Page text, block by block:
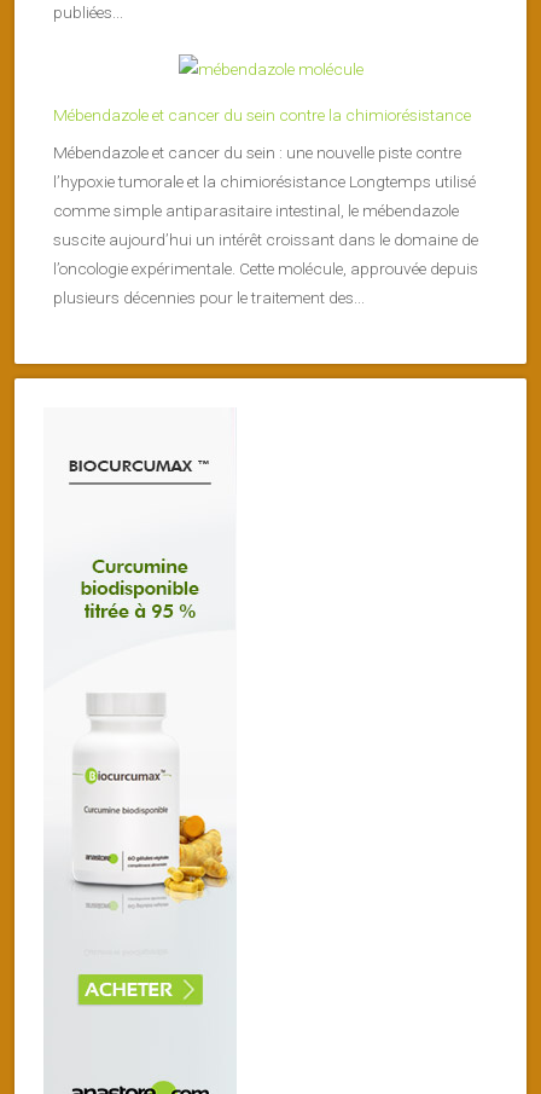
publiées...
Mébendazole et cancer du sein contre la chimiorésistance
Mébendazole et cancer du sein : une nouvelle piste contre
l’hypoxie tumorale et la chimiorésistance Longtemps utilisé
comme simple antiparasitaire intestinal, le mébendazole
suscite aujourd’hui un intérêt croissant dans le domaine de
l’oncologie expérimentale. Cette molécule, approuvée depuis
plusieurs décennies pour le traitement des...